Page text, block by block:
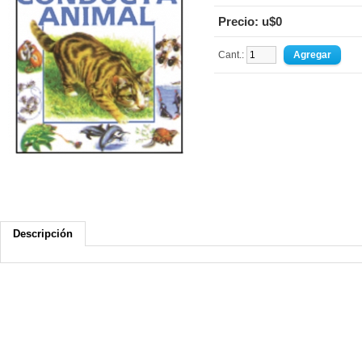
Precio: u$0
Cant.:
Descripción